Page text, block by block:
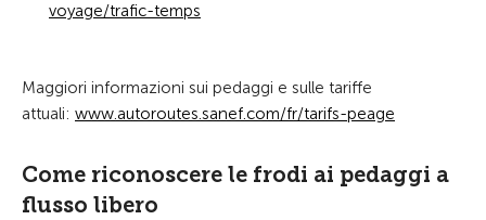
voyage/trafic-temps
Maggiori informazioni sui pedaggi e sulle tariffe
attuali: www.autoroutes.sanef.com/fr/tarifs-peage
Come riconoscere le frodi ai pedaggi a
flusso libero